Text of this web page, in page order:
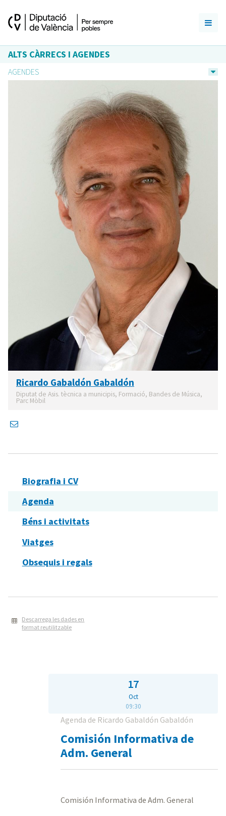
ALTS CÀRRECS I AGENDES
AGENDES
Ricardo Gabaldón Gabaldón
Diputat de Asis. tècnica a municipis, Formació, Bandes de Música,
Parc Mòbil
Biografia i CV
Agenda
Béns i activitats
Viatges
Obsequis i regals
Descarrega les dades en
format reutilitzable
17
Oct
09:30
Agenda de Ricardo Gabaldón Gabaldón
Comisión Informativa de
Adm. General
Comisión Informativa de Adm. General